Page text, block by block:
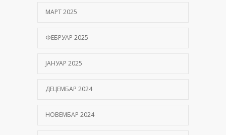
МАРТ 2025
ФЕБРУАР 2025
ЈАНУАР 2025
ДЕЦЕМБАР 2024
НОВЕМБАР 2024